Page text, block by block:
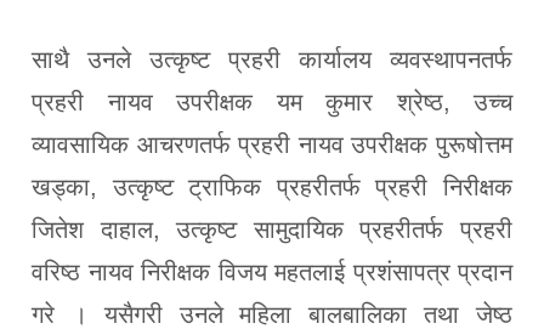
साथै उनले उत्कृष्ट प्रहरी कार्यालय व्यवस्थापनतर्फ
प्रहरी नायव उपरीक्षक यम कुमार श्रेष्ठ, उच्च
व्यावसायिक आचरणतर्फ प्रहरी नायव उपरीक्षक पुरूषोत्तम
खड्का, उत्कृष्ट ट्राफिक प्रहरीतर्फ प्रहरी निरीक्षक
जितेश दाहाल, उत्कृष्ट सामुदायिक प्रहरीतर्फ प्रहरी
वरिष्ठ नायव निरीक्षक विजय महतलाई प्रशंसापत्र प्रदान
गरे । यसैगरी उनले महिला बालबालिका तथा जेष्ठ